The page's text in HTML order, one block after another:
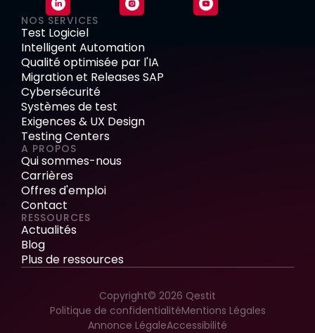
NOS SERVICES
Test Logiciel
Intelligent Automation
Qualité optimisée par l'IA
Migration et Releases SAP
Cybersécurité
Systèmes de test
Exigences & UX Design
Testing Centers
A PROPOS
Qui sommes-nous
Carrières
Offres d'emploi
Contact
RESSOURCES
Actualités
Blog
Plus de ressources
Copyright© 2026 Qestit
Politique de confidentialitéMentions Légales
Annonce LégaleAccessibilité